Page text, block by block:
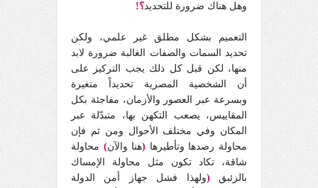
وهل هناك ضرورة للتحديد؟!
التعميم بشكل مطلق غير علمي، ولكن
تحديد السمات والصفات الغالبة ضرورة لابد
منها، لكن قبل كل ذلك يجب التركيز على
أن الشخصية المصرية تحديداً متغيرة
وبسرعة عبر العصور والأزمان، مفاجئة بكل
المقاييس، يصعب التكهن بها، متبدّلة عبر
المكان وفي مختلف الأحوال ومن ثم فإن
محاولة رصدها وتأطيرها (هنا والآن) محاولة
شاقة، تكاد تكون مثل محاولة الإمساك
بالزئبق (ولهذا فشل جهاز أمن الدولة